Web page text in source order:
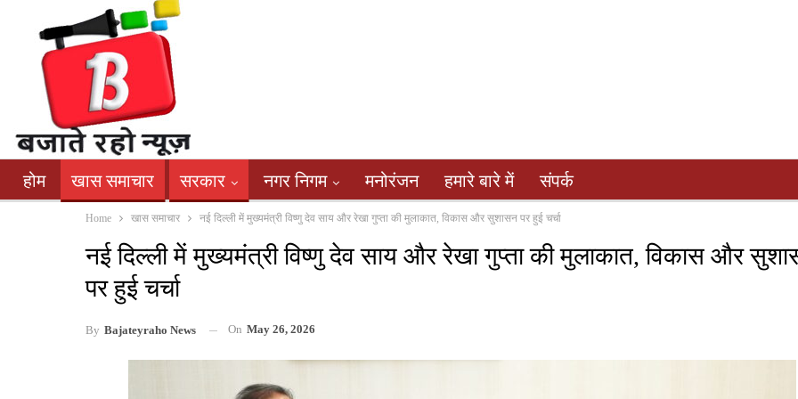
होम खास समाचार सरकार नगर निगम मनोरंजन हमारे बारे में संपर्क
Home खास समाचार नई दिल्ली में मुख्यमंत्री विष्णु देव साय और रेखा गुप्ता की मुलाकात, विकास और सुशासन पर हुई चर्चा
नई दिल्ली में मुख्यमंत्री विष्णु देव साय और रेखा गुप्ता की मुलाकात, विकास और
पर हुई चर्चा
By Bajateyraho News On May 26, 2026